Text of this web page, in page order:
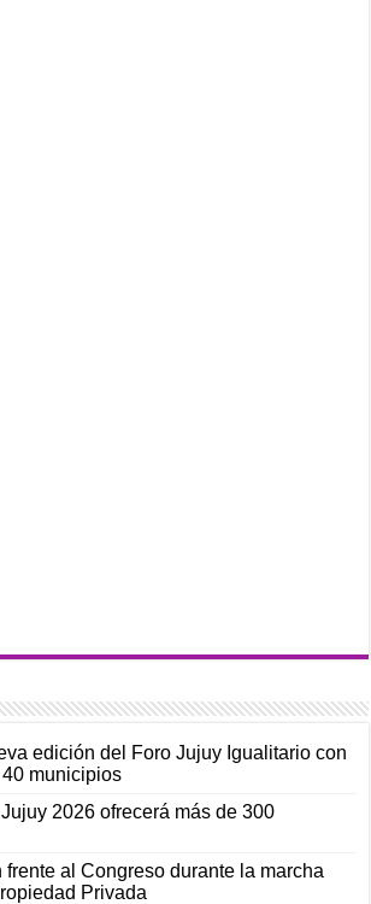
edición del Foro Jujuy Igualitario con
municipios
2026 ofrecerá más de 300
al Congreso durante la marcha
Privada